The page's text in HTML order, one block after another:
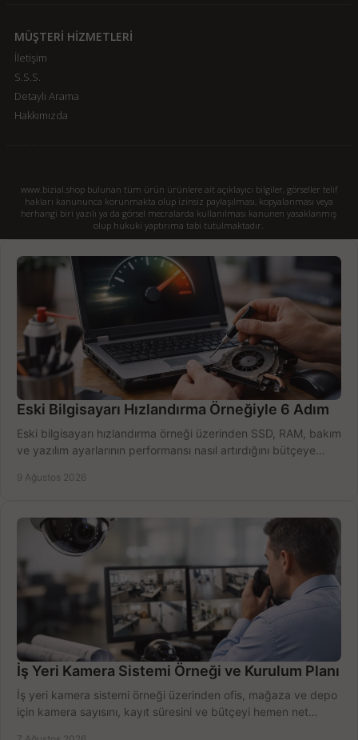
MÜŞTERİ HİZMETLERİ
İletişim
S.S.S.
Detaylı Arama
Hakkımızda
www.bizial.shop bulunan tüm ürün ürünlere ait açıklayıcı bilgiler, görseller telif
hakları kanununca korunmakta olup izinsiz paylaşılması, kopyalanması veya
herhangi biri yazılı ya da görsel mecralarda kullanılması kanunen yasaklanmış
olup hukuki yaptırıma tabi tutulmaktadır.
Eski Bilgisayarı Hızlandırma Örneğiyle 6 Adım
Eski bilgisayarı hızlandırma örneği üzerinden SSD, RAM, bakım
ve yazılım ayarlarının performansı nasıl artırdığını bütçeye
9 Ağustos 2026
İş Yeri Kamera Sistemi Örneği ve Kurulum Planı
İş yeri kamera sistemi örneği üzerinden ofis, mağaza ve depo
için kamera sayısını, kayıt süresini ve bütçeyi hemen net